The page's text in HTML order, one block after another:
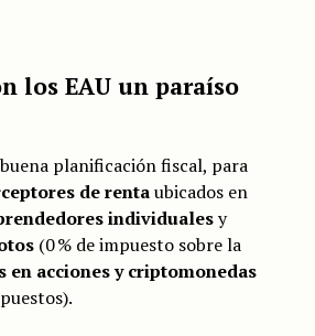
los EAU un paraíso
planificación fiscal, para
de rentaubicados en
individualesy
(0 % de impuesto sobre la
en acciones y criptomonedas